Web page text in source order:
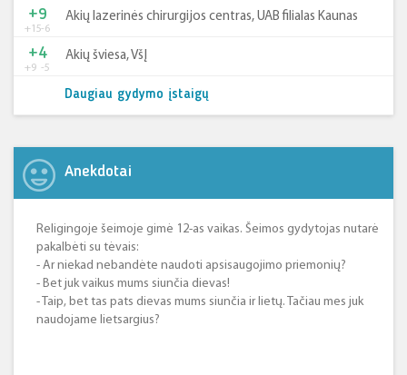
+15-6
+9 Akių lazerinės chirurgijos centras, UAB filialas Kaunas
+9 -5
+4 Akių šviesa, VšĮ
Daugiau gydymo įstaigų
Anekdotai
Religingoje šeimoje gimė 12-as vaikas. Šeimos gydytojas nutarė
pakalbėti su tėvais:
- Ar niekad nebandėte naudoti apsisaugojimo priemonių?
- Bet juk vaikus mums siunčia dievas!
- Taip, bet tas pats dievas mums siunčia ir lietų. Tačiau mes juk
naudojame lietsargius?